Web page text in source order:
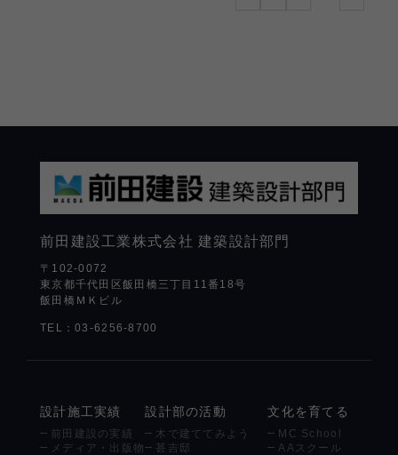
前田建設工業株式会社 建築設計部門
〒102-0072
東京都千代田区飯田橋三丁目11番18号
飯田橋ＭＫビル
TEL：03-6256-8700
設計施工実績
前田建設の実績
メディア・出版物
設計部の活動
木で建ててみよう
甚吉邸
文化を育てる
MC School
AAスクール